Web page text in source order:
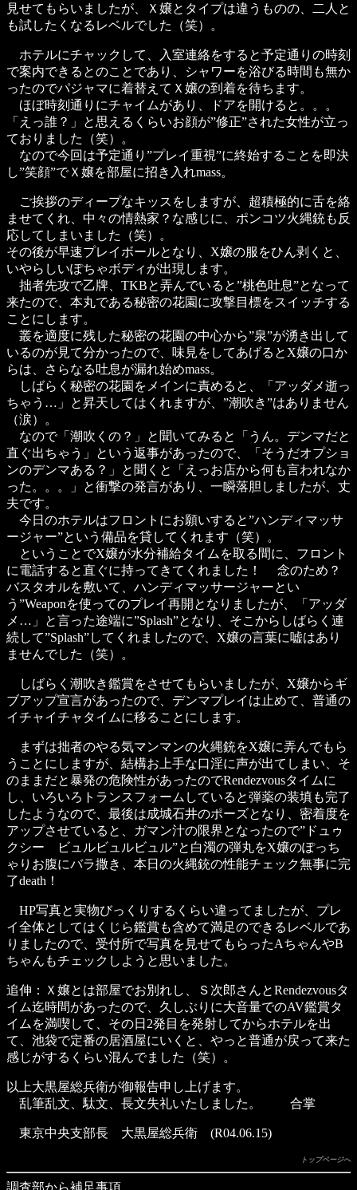
見せてもらいましたが、Ｘ嬢とタイプは違うものの、二人と
も試したくなるレベルでした（笑）。
ホテルにチャックして、入室連絡をすると予定通りの時刻
で案内できるとのことであり、シャワーを浴びる時間も無か
ったのでパジャマに着替えてＸ嬢の到着を待ちます。
ほぼ時刻通りにチャイムがあり、ドアを開けると。。。
「えっ誰？」と思えるくらいお顔が”修正”された女性が立っ
ておりました（笑）。
なので今回は予定通り”プレイ重視”に終始することを即決
し”笑顔”でＸ嬢を部屋に招き入れmass。
ご挨拶のディープなキッスをしますが、超積極的に舌を絡
ませてくれ、中々の情熱家？な感じに、ポンコツ火縄銃も反
応してしまいました（笑）。
その後が早速プレイボールとなり、X嬢の服をひん剥くと、
いやらしいぽちゃボディが出現します。
拙者先攻で乙牌、TKBと弄んでいると”桃色吐息”となって
来たので、本丸である秘密の花園に攻撃目標をスイッチする
ことにします。
叢を適度に残した秘密の花園の中心から”泉”が湧き出して
いるのが見て分かったので、味見をしてあげるとX嬢の口か
らは、さらなる吐息が漏れ始めmass。
しばらく秘密の花園をメインに責めると、「アッダメ逝っ
ちゃう…」と昇天してはくれますが、”潮吹き”はありません
（涙）。
なので「潮吹くの？」と聞いてみると「うん。デンマだと
直ぐ出ちゃう」という返事があったので、「そうだオプショ
ンのデンマある？」と聞くと「えっお店から何も言われなか
った。。。」と衝撃の発言があり、一瞬落胆しましたが、丈
夫です。
今日のホテルはフロントにお願いすると”ハンディマッサ
ージャー”という備品を貸してくれます（笑）。
ということでX嬢が水分補給タイムを取る間に、フロント
に電話すると直ぐに持ってきてくれました！ 念のため？
バスタオルを敷いて、ハンディマッサージャーとい
う”Weaponを使ってのプレイ再開となりましたが、「アッダ
メ…」と言った途端に”Splash”となり、そこからしばらく連
続して”Splash”してくれましたので、X嬢の言葉に嘘はあり
ませんでした（笑）。
しばらく潮吹き鑑賞をさせてもらいましたが、X嬢からギ
ブアップ宣言があったので、デンマプレイは止めて、普通の
イチャイチャタイムに移ることにします。
まずは拙者のやる気マンマンの火縄銃をX嬢に弄んでもら
うことにしますが、結構お上手な口淫に声が出てしまい、そ
のままだと暴発の危険性があったのでRendezvousタイムに
し、いろいろトランスフォームしていると弾薬の装填も完了
したようなので、最後は成城石井のポーズとなり、密着度を
アップさせていると、ガマン汁の限界となったので”ドュゥ
クシー ビュルビュルビュル”と白濁の弾丸をX嬢のぽっち
ゃりお腹にバラ撒き、本日の火縄銃の性能チェック無事に完
了death！
HP写真と実物びっくりするくらい違ってましたが、プレ
イ全体としてはくじら鑑賞も含めて満足のできるレベルであ
りましたので、受付所で写真を見せてもらったAちゃんやB
ちゃんもチェックしようと思いました。
追伸：Ｘ嬢とは部屋でお別れし、Ｓ次郎さんとRendezvousタ
イム迄時間があったので、久しぶりに大音量でのAV鑑賞タ
イムを満喫して、その日2発目を発射してからホテルを出
て、池袋で定番の居酒屋にいくと、やっと普通が戻って来た
感じがするくらい混んでました（笑）。
以上大黒屋総兵衛が御報告申し上げます。
乱筆乱文、駄文、長文失礼いたしました。 合掌
東京中央支部長 大黒屋総兵衛 (R04.06.15)
トップページへ
調査部から補足事項